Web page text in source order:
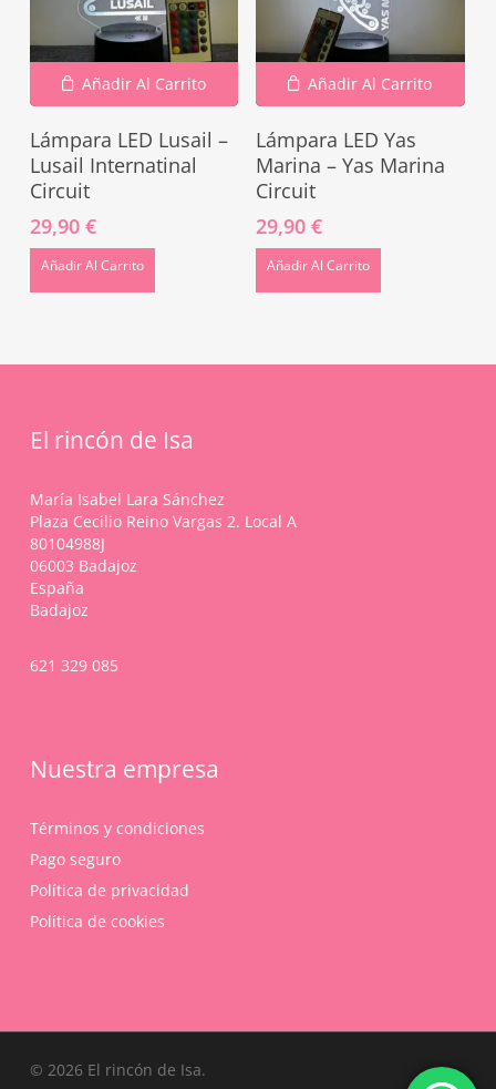
Subtotal: 0,00€
Añadir Al Carrito
Lámpara LED Lusail –
Lusail Internatinal
Circuit
29,90 €
Añadir Al Carrito
Añadir Al Carrito
Lámpara LED Yas
Marina – Yas Marina
Circuit
29,90€
Añadir Al Carrito
El rincón de Isa
María Isabel Lara Sánchez
Plaza Cecilio Reino Vargas 2. Local A
80104988J
06003 Badajoz
España
Badajoz
621 329 085
Nuestra empresa
Términos y condiciones
Pago seguro
Política de privacidad
Política de cookies
© 2026 El rincón de Isa.